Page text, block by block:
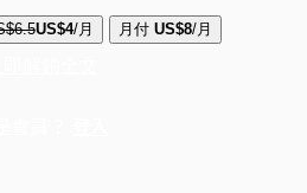
US$4/月 月付 US$8/月